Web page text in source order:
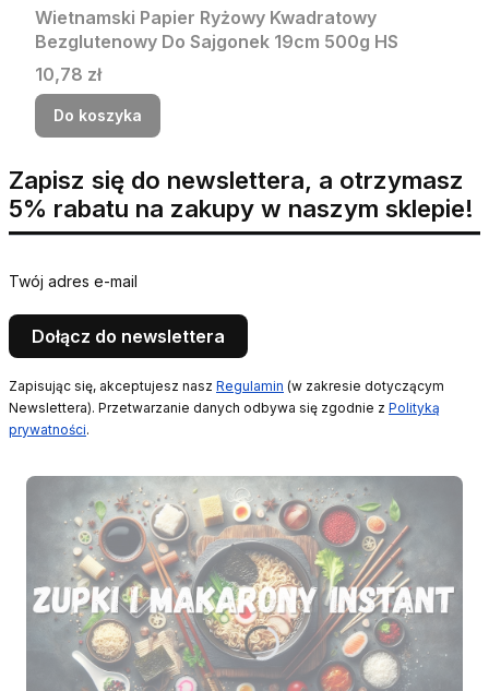
Wietnamski Papier Ryżowy Kwadratowy
Bezglutenowy Do Sajgonek 19cm 500g HS
Cena
10,78 zł
Do koszyka
Zapisz się do newslettera, a otrzymasz
5% rabatu na zakupy w naszym sklepie!
Twój adres e-mail
Dołącz do newslettera
Zapisując się, akceptujesz nasz Regulamin (w zakresie dotyczącym
Newslettera). Przetwarzanie danych odbywa się zgodnie z Polityką
prywatności.